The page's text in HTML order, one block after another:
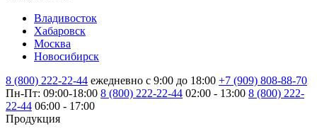
Владивосток
Хабаровск
Москва
Новосибирск
8 (800) 222-22-44 ежедневно с 9:00 до 18:00 +7 (909) 808-88-70
Пн-Пт: 09:00-18:00 8 (800) 222-22-44 02:00 - 13:00 8 (800) 222-
22-44 06:00 - 17:00
Продукция